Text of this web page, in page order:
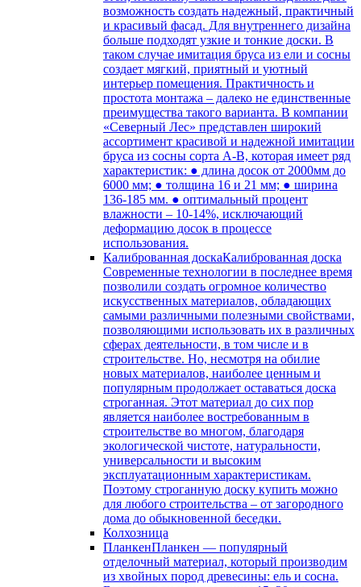
возможность создать надежный, практичный
и красивый фасад. Для внутреннего дизайна
больше подходят узкие и тонкие доски. В
таком случае имитация бруса из ели и сосны
создает мягкий, приятный и уютный
интерьер помещения. Практичность и
простота монтажа – далеко не единственные
преимущества такого варианта. В компании
«Северный Лес» представлен широкий
ассортимент красивой и надежной имитации
бруса из сосны сорта А-В, которая имеет ряд
характеристик: ● длина досок от 2000мм до
6000 мм; ● толщина 16 и 21 мм; ● ширина
136-185 мм. ● оптимальный процент
влажности – 10-14%, исключающий
деформацию досок в процессе
использования.
Калиброванная доскаКалиброванная доска
Современные технологии в последнее время
позволили создать огромное количество
искусственных материалов, обладающих
самыми различными полезными свойствами,
позволяющими использовать их в различных
сферах деятельности, в том числе и в
строительстве. Но, несмотря на обилие
новых материалов, наиболее ценным и
популярным продолжает оставаться доска
строганная. Этот материал до сих пор
является наиболее востребованным в
строительстве во многом, благодаря
экологической чистоте, натуральности,
универсальности и высоким
эксплуатационным характеристикам.
Поэтому строганную доску купить можно
для любого строительства – от загородного
дома до обыкновенной беседки.
Колхозница
ПланкенПланкен — популярный
отделочный материал, который производим
из хвойных пород древесины: ель и сосна.